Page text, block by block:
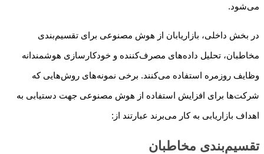
می‌شود.
در بخش داخلی، بازاریابان از هوش مصنوعی برای تقسیم‌بندی
مخاطبان، تحلیل داده‌های مصرف‌کننده و خودکارسازی هوشمندانه
وظایف روزمره استفاده می‌کنند. برخی نمونه‌های روش‌هایی که
شرکت‌ها برای افزایش استفاده از هوش مصنوعی جهت دستیابی به
اهداف بازاریابی به کار می‌برند عبارتند از:
تقسیم‌بندی مخاطبان